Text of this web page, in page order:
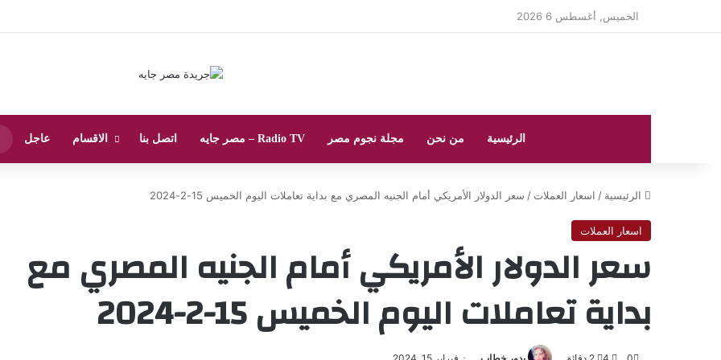
الخميس, أغسطس 6 2026
الرئيسية من نحن مجلة نجوم مصر Radio TV – مصر جايه اتصل بنا الاقسام عاجل
الرئيسية / اسعار العملات / سعر الدولار الأمريكي أمام الجنيه المصري مع بداية تعاملات اليوم الخميس 15-2-2024
اسعار العملات
سعر الدولار الأمريكي أمام الجنيه المصري مع
بداية تعاملات اليوم الخميس 15-2-2024